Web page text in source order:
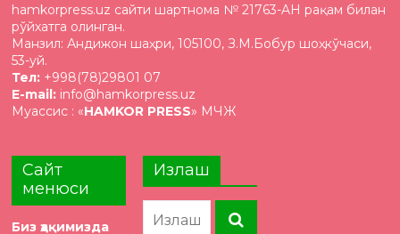
hamkorpress.uz сайти шартнома № 21763-AH рақам билан
рўйхатга олинган.
Манзил: Андижон шаҳри, 105100, З.М.Бобур шоҳкўчаси,
53-уй.
Тел: +998(78)29801 07
E-mail: info@hamkorpress.uz
Муассис : «HAMKOR PRESS» МЧЖ
Сайт
менюси
Биз ҳақимизда
Излаш